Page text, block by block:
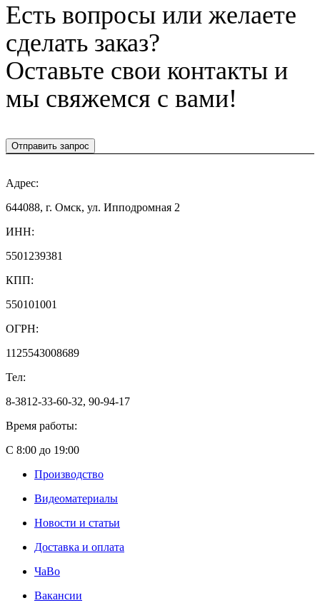
Есть вопросы или желаете
сделать заказ?
Оставьте свои контакты и
мы свяжемся с вами!
Отправить запрос
Адрес:
644088, г. Омск, ул. Ипподромная 2
ИНН:
5501239381
КПП:
550101001
ОГРН:
1125543008689
Тел:
8-3812-33-60-32, 90-94-17
Время работы:
С 8:00 до 19:00
Производство
Видеоматериалы
Новости и статьи
Доставка и оплата
ЧаВо
Вакансии